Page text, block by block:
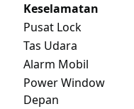
Keselamatan
Pusat Lock
Tas Udara
Alarm Mobil
Power Window
Depan